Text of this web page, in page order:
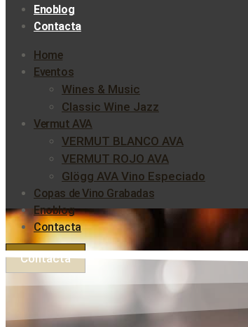
Enoblog
Contacta
Home
Eventos
Wines & Music
Classic Wine Jazz
Vermut AVA
VERMUT BLANCO AVA
VERMUT ROJO AVA
Glögg AVA Vino Especiado
Copas de Vino Grabadas
Enoblog
Contacta
Contacta